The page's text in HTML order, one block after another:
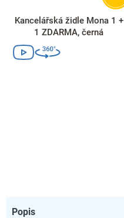
Kancelářská židle Mona 1 +
1 ZDARMA, černá
Popis